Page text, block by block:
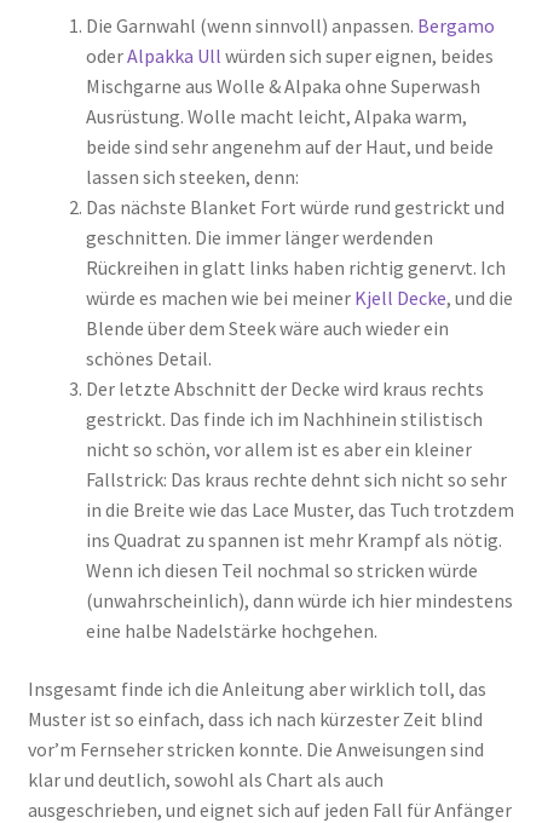
Die Garnwahl (wenn sinnvoll) anpassen. Bergamo
oderAlpakka Ull würden sich super eignen, beides
Mischgarne aus Wolle & Alpaka ohne Superwash
Ausrüstung. Wolle macht leicht, Alpaka warm,
beide sind sehr angenehm auf der Haut, und beide
lassen sich steeken, denn:
Das nächste Blanket Fort würde rund gestrickt und
geschnitten. Die immer länger werdenden
Rückreihen in glatt links haben richtig genervt. Ich
würde es machen wie bei meiner Kjell Decke, und die
Blende über dem Steek wäre auch wieder ein
schönes Detail.
Der letzte Abschnitt der Decke wird kraus rechts
gestrickt. Das finde ich im Nachhinein stilistisch
nicht so schön, vor allem ist es aber ein kleiner
Fallstrick: Das kraus rechte dehnt sich nicht so sehr
in die Breite wie das Lace Muster, das Tuch trotzdem
ins Quadrat zu spannen ist mehr Krampf als nötig.
Wenn ich diesen Teil nochmal so stricken würde
(unwahrscheinlich), dann würde ich hier mindestens
eine halbe Nadelstärke hochgehen.
Insgesamt finde ich die Anleitung aber wirklich toll, das
Muster ist so einfach, dass ich nach kürzester Zeit blind
vor’m Fernseher stricken konnte. Die Anweisungen sind
klar und deutlich, sowohl als Chart als auch
ausgeschrieben, und eignet sich auf jeden Fall für Anfänger